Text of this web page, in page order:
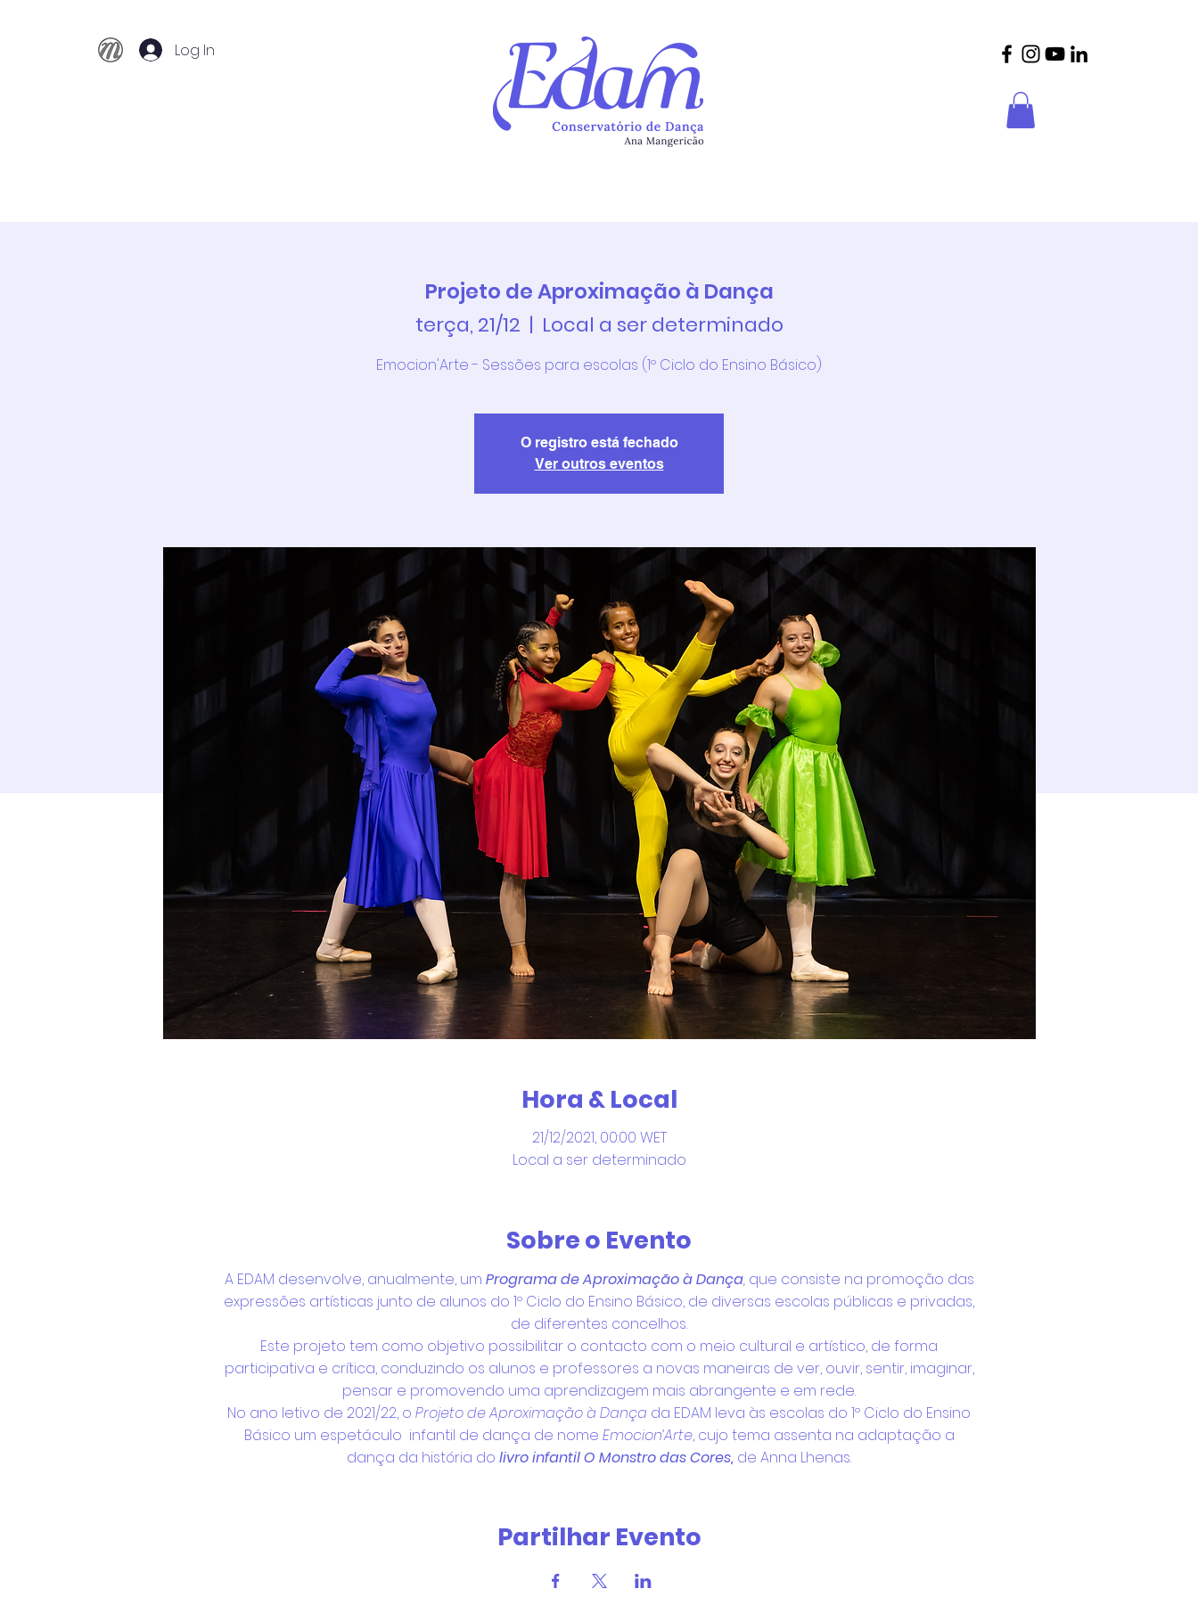
Log In
Projeto de Aproximação à Dança
terça, 21/12
  |
Local a ser determinado
Emocion'Arte - Sessões para escolas (1º Ciclo do Ensino Básico)
O registro está fechado
Ver outros eventos
Hora & Local
21/12/2021, 00:00 WET
Local a ser determinado
Sobre o Evento
A EDAM desenvolve, anualmente, um Programa de Aproximação à Dança,que consiste na promoção das
expressões artísticas junto de alunos do 1º Ciclo do Ensino Básico, de diversas escolas públicas e privadas,
de diferentes concelhos.
Este projeto tem como objetivo possibilitar o contacto com o meio cultural e artístico, de forma
participativa e crítica, conduzindo os alunos e professores a novas maneiras de ver, ouvir, sentir, imaginar,
pensar e promovendo uma aprendizagem mais abrangente e em rede.
No ano letivo de 2021/22, o Projeto de Aproximação à Dança da EDAM leva às escolas do 1º Ciclo do Ensino
Básico um espetáculo infantil de dança de nome Emocion’Arte, cujo tema assenta na adaptação a
dança da história do livro infantil O Monstro das Cores, de Anna Lhenas.
personagens, pelas comparações e descrições, é, ao mesmo tempo, poético e clarificador.
é utilizado por muitos professores do Pré-escolar e 1º Ciclo do Ensino Básico
para dar a conhecer aos seus alunos as emoções e a forma como estas devem ser geridas.As primeiras
sessões para escolas do Emocion'Arte, no âmbito do
Projeto de Aproximação à Dança
Partilhar Evento